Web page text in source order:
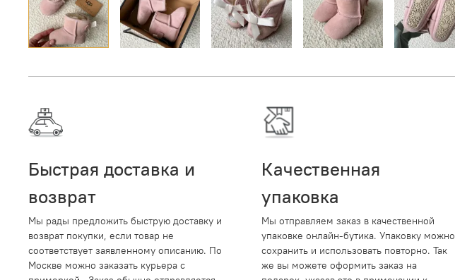
Быстрая доставка и
возврат
Мы рады предложить быструю доставку и
возврат покупки, если товар не
соответствует заявленному описанию. По
Москве можно заказать курьера с
Качественная
упаковка
Мы отправляем заказ в качественной
упаковке онлайн-бутика. Упаковку можно
сохранить и использовать повторно. Так
же вы можете оформить заказ на